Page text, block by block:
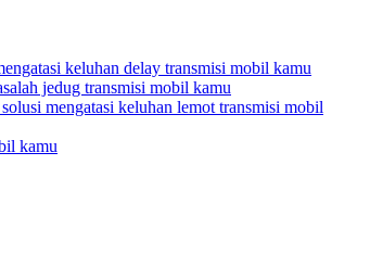
keluhan delay transmisi mobil kamu
jedug transmisi mobil kamu
mengatasi keluhan lemot transmisi mobil
kamu